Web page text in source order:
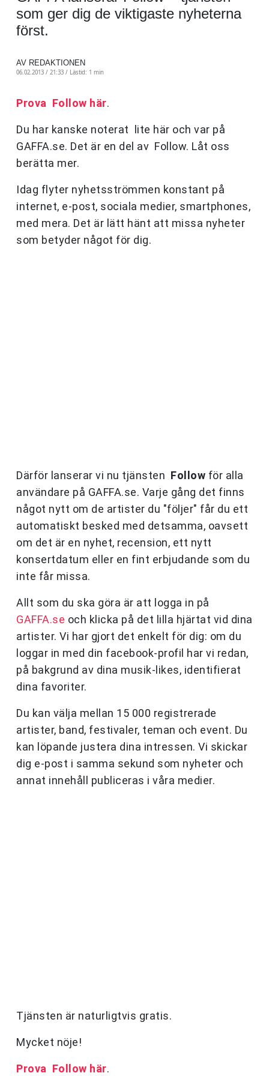
som ger dig de viktigaste nyheterna
först.
AV REDAKTIONEN
06.02.2013 / 21:33 / Lästid: 1 min
Prova Follow här.
Du har kanske noterat
lite här och var på
GAFFA.se. Det är en del av Follow. Låt oss
berätta mer.
Idag flyter nyhetsströmmen konstant på
internet, e-post, sociala medier, smartphones,
med mera. Det är lätt hänt att missa nyheter
som betyder något för dig.
Därför lanserar vi nu tjänsten Follow för alla
användare på GAFFA.se. Varje gång det finns
något nytt om de artister du "följer" får du ett
automatiskt besked med detsamma, oavsett
om det är en nyhet, recension, ett nytt
konsertdatum eller en fint erbjudande som du
inte får missa.
Allt som du ska göra är att logga in på
GAFFA.se och klicka på det lilla hjärtat vid dina
artister. Vi har gjort det enkelt för dig: om du
loggar in med din facebook-profil har vi redan,
på bakgrund av dina musik-likes, identifierat
dina favoriter.
Du kan välja mellan 15 000 registrerade
artister, band, festivaler, teman och event. Du
kan löpande justera dina intressen. Vi skickar
dig e-post i samma sekund som nyheter och
annat innehåll publiceras i våra medier.
Tjänsten är naturligtvis gratis.
Mycket nöje!
Prova Follow här.